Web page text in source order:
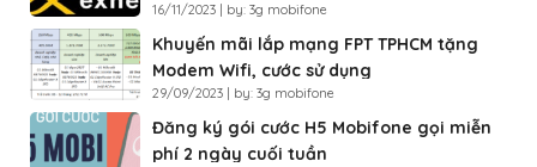
16/11/2023 | by: 3g mobifone
Khuyến mãi lắp mạng FPT TPHCM tặng
Modem Wifi, cước sử dụng
29/09/2023 | by: 3g mobifone
Đăng ký gói cước H5 Mobifone gọi miễn
phí 2 ngày cuối tuần